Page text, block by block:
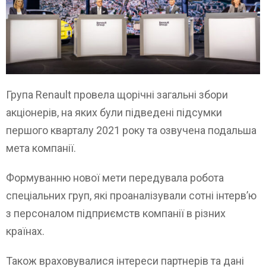
Група Renault провела щорічні загальні збори
акціонерів, на яких були підведені підсумки
першого кварталу 2021 року та озвучена подальша
мета компанії.
Формуванню нової мети передувала робота
спеціальних груп, які проаналізували сотні інтерв’ю
з персоналом підприємств компанії в різних
країнах.
Також враховувалися інтереси партнерів та дані